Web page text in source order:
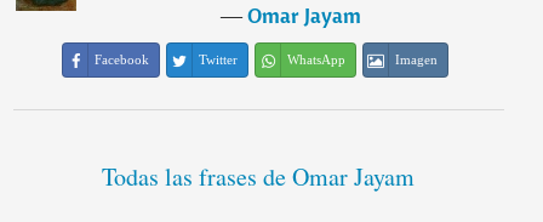
―Omar Jayam
Facebook Twitter WhatsApp Imagen
Todas las frases de Omar Jayam